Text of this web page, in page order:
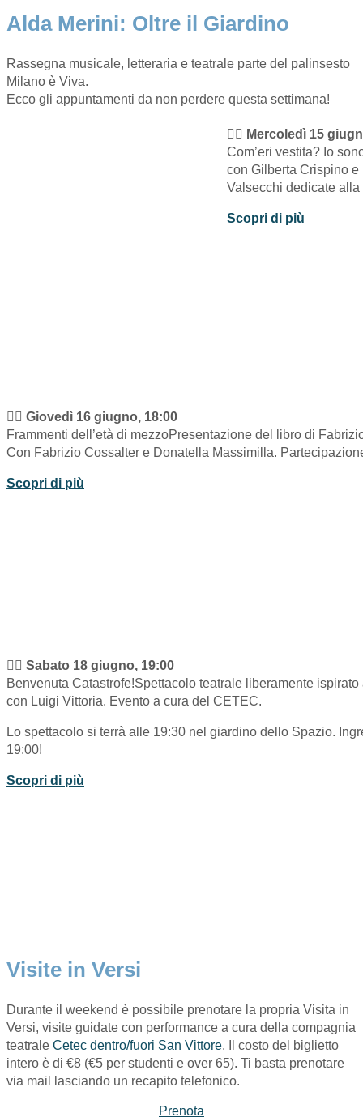
Alda Merini: Oltre il Giardino
Rassegna musicale, letteraria e teatrale parte del palinsesto
Milano è Viva.
Ecco gli appuntamenti da non perdere questa settimana!
👉🏽 Mercoledì 15
Com’eri vestita? Io
con Gilberta Crispino
Valsecchi dedicate
Scopri di più
👉🏽 Giovedì 16 giugno, 18:00
Frammenti dell’età di mezzoPresentazione del libro di
Con Fabrizio Cossalter e Donatella Massimilla.
Scopri di più
👉🏽 Sabato 18 giugno, 19:00
Benvenuta Catastrofe!Spettacolo teatrale liberamente
con Luigi Vittoria. Evento a cura del CETEC.
Lo spettacolo si terrà alle 19:30 nel giardino dello Spazio.
19:00!
Scopri di più
Visite in Versi
Durante il weekend è possibile prenotare la propria Visita in
Versi, visite guidate con performance a cura della compagnia
teatrale Cetec dentro/fuori San Vittore. Il costo del biglietto
intero è di €8 (€5 per studenti e over 65). Ti basta prenotare
via mail lasciando un recapito telefonico.
Prenota